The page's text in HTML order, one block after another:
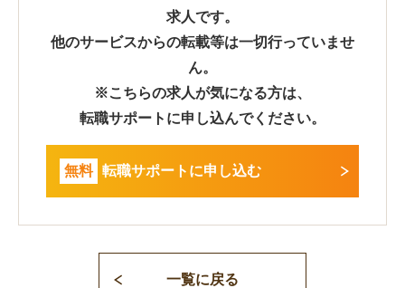
求人です。
他のサービスからの転載等は一切行っていませ
ん。
※こちらの求人が気になる方は、
転職サポートに申し込んでください。
無料 転職サポートに申し込む
一覧に戻る